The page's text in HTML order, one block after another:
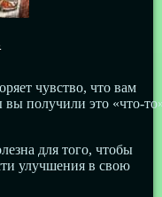
чувство, что вам
вы получили это «что-
для того, чтобы
улучшения в свою